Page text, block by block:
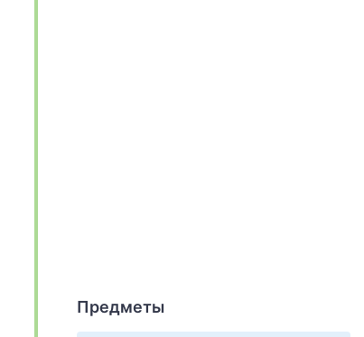
Предметы